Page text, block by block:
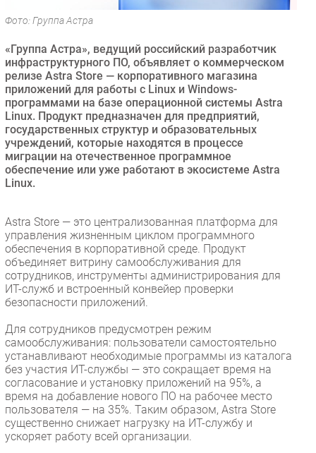
Безопасность
CIO/Управление ИТ
Гаджеты
Здоровье
РАЗДЕЛЫ
Новости
Аналитика
Мероприятия
Проекты
IT класс
Тестовый стенд
Каталог компаний
Фото: Группа Астра
«Группа Астра», ведущий российский разработчик
инфраструктурного ПО, объявляет о коммерческом
релизе Astra Store — корпоративного магазина
приложений для работы с Linux и Windows-
программами на базе операционной системы Astra
Linux. Продукт предназначен для предприятий,
государственных структур и образовательных
учреждений, которые находятся в процессе
миграции на отечественное программное
обеспечение или уже работают в экосистеме Astra
Linux.
Astra Store — это централизованная платформа для
управления жизненным циклом программного
обеспечения в корпоративной среде. Продукт
объединяет витрину самообслуживания для
сотрудников, инструменты администрирования для
ИТ-служб и встроенный конвейер проверки
безопасности приложений.
Для сотрудников предусмотрен режим
самообслуживания: пользователи самостоятельно
устанавливают необходимые программы из каталога
без участия ИТ-службы — это сокращает время на
согласование и установку приложений на 95%, а
время на добавление нового ПО на рабочее место
пользователя — на 35%. Таким образом, Astra Store
существенно снижает нагрузку на ИТ-службу и
ускоряет работу всей организации.